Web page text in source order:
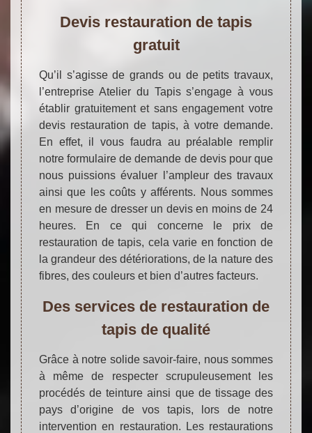
Devis restauration de tapis
gratuit
Qu’il s’agisse de grands ou de petits travaux,
l’entreprise Atelier du Tapis s’engage à vous
établir gratuitement et sans engagement votre
devis restauration de tapis, à votre demande.
En effet, il vous faudra au préalable remplir
notre formulaire de demande de devis pour que
nous puissions évaluer l’ampleur des travaux
ainsi que les coûts y afférents. Nous sommes
en mesure de dresser un devis en moins de 24
heures. En ce qui concerne le prix de
restauration de tapis, cela varie en fonction de
la grandeur des détériorations, de la nature des
fibres, des couleurs et bien d’autres facteurs.
Des services de restauration de
tapis de qualité
Grâce à notre solide savoir-faire, nous sommes
à même de respecter scrupuleusement les
procédés de teinture ainsi que de tissage des
pays d’origine de vos tapis, lors de notre
intervention en restauration. Les restaurations